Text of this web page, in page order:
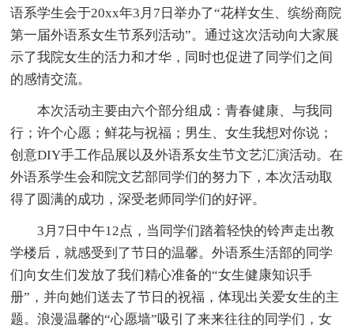
语系学生会于20xx年3月7日举办了“花样女生、缤纷商院
第一届外语系女生节系列活动”。通过这次活动向大家展
示了我院女生的活力和才华，同时也促进了同学们之间
的感情交流。
本次活动主要由六个部分组成：青春健康、与我同
行；许个心愿；鲜花与祝福；男生、女生我想对你说；
创意DIY手工作品展以及外语系女生节文艺汇演活动。在
外语系学生会和院文艺部同学们的努力下，本次活动取
得了圆满的成功，深受老师同学们的好评。
3月7日中午12点，当同学们踏着轻快的铃声走出教
学楼后，就感受到了节日的温馨。外语系生活部的同学
们向女生们发放了我们精心准备的“女生健康知识手
册”，并向她们送去了节日的祝福，体现出关爱女生的主
题。浪漫温馨的“心愿墙”吸引了来来往往的同学们，女